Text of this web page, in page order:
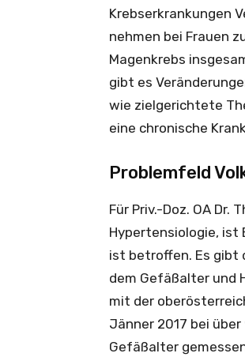
Krebserkrankungen
nehmen bei Frauen
Magenkrebs
gibt es
wie zielgerichtete
eine chronische
Problemfeld
Für Priv.-Doz. OA
Hypertensiologie, ist
ist betroffen. Es gibt
dem Gefäßalter und
mit der
Jänner 2017 bei
Gefäßalter